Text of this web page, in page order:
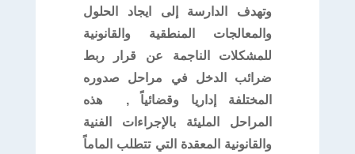
وتهدف الدارسة إلى ايجاد الحلول
والمعالجات المنطقية والقانونية
للمشكلات الناجمة عن قرار ربط
ضرائب الدخل في مراحل صدوره
المختلفة إداريا وقضائياً , هذه
المراحل المليئة بالإجراءات الفنية
والقانونية المعقدة التي تتطلب الماماً